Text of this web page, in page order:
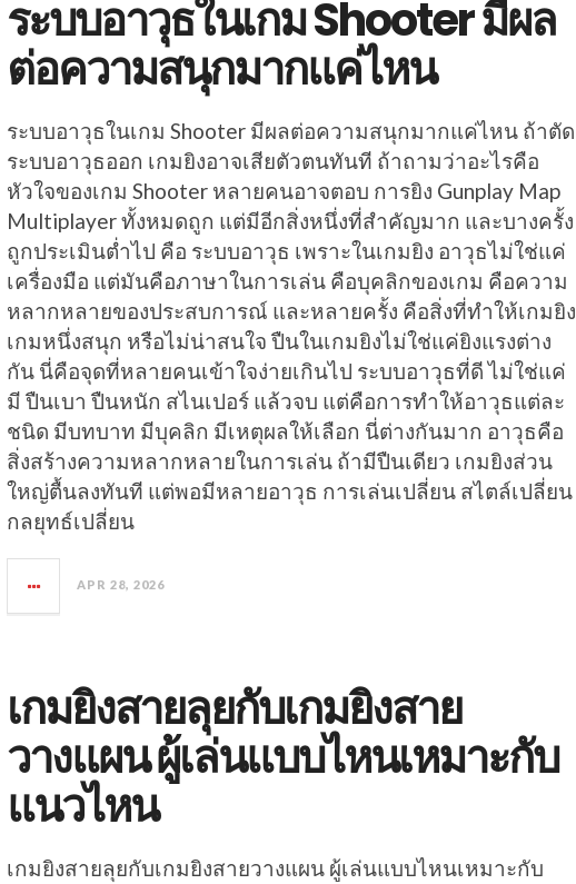
ระบบอาวุธในเกม Shooter มีผล
ต่อความสนุกมากแค่ไหน
ระบบอาวุธในเกม Shooter มีผลต่อความสนุกมากแค่ไหน ถ้าตัด
ระบบอาวุธออก เกมยิงอาจเสียตัวตนทันที ถ้าถามว่าอะไรคือ
หัวใจของเกม Shooter หลายคนอาจตอบ การยิง Gunplay Map
Multiplayer ทั้งหมดถูก แต่มีอีกสิ่งหนึ่งที่สำคัญมาก และบางครั้ง
ถูกประเมินต่ำไป คือ ระบบอาวุธ เพราะในเกมยิง อาวุธไม่ใช่แค่
เครื่องมือ แต่มันคือภาษาในการเล่น คือบุคลิกของเกม คือความ
หลากหลายของประสบการณ์ และหลายครั้ง คือสิ่งที่ทำให้เกมยิง
เกมหนึ่งสนุก หรือไม่น่าสนใจ ปืนในเกมยิงไม่ใช่แค่ยิงแรงต่าง
กัน นี่คือจุดที่หลายคนเข้าใจง่ายเกินไป ระบบอาวุธที่ดี ไม่ใช่แค่
มี ปืนเบา ปืนหนัก สไนเปอร์ แล้วจบ แต่คือการทำให้อาวุธแต่ละ
ชนิด มีบทบาท มีบุคลิก มีเหตุผลให้เลือก นี่ต่างกันมาก อาวุธคือ
สิ่งสร้างความหลากหลายในการเล่น ถ้ามีปืนเดียว เกมยิงส่วน
ใหญ่ตื้นลงทันที แต่พอมีหลายอาวุธ การเล่นเปลี่ยน สไตล์เปลี่ยน
กลยุทธ์เปลี่ยน
APR 28, 2026
เกมยิงสายลุยกับเกมยิงสาย
วางแผน ผู้เล่นแบบไหนเหมาะกับ
แนวไหน
เกมยิงสายลุยกับเกมยิงสายวางแผน ผู้เล่นแบบไหนเหมาะกับ